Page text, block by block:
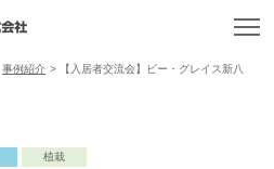
事例紹介 >
【入居者交流会】ビー・グレイス新八
植栽